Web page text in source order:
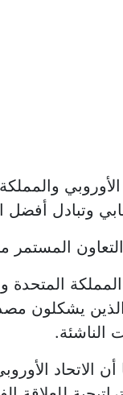
الأوروبي
وتبادل
المستمر
المتحدة
يشكلون
الناشئة.
الاتحاد